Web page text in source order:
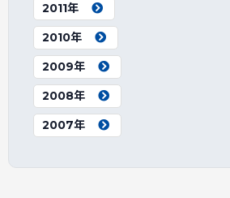
2011年
2010年
2009年
2008年
2007年